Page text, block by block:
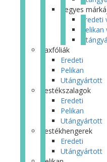
Vegyes
Faxfóliák
Eredeti
Pelikan
Utángyártott
Festékszalagok
Eredeti
Pelikan
Utángyártott
Festékhengerek
Eredeti
Utángyártott